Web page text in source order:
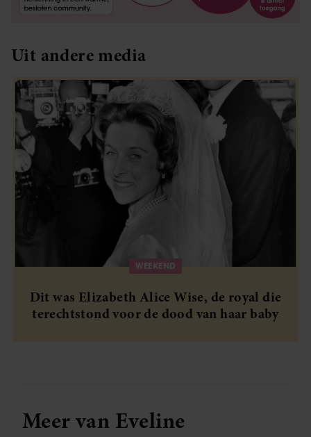
Uit andere media
WEEKEND
Dit was Elizabeth Alice Wise, de royal die
terechtstond voor de dood van haar baby
Meer van Eveline